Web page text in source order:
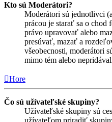
Kto sú Moderátori?
Moderátori sú jednotlivci
prácou je starať sa o chod
právo upravovať alebo
presúvať, mazať a
všeobecnosti, moderátori
mimo tém alebo
Hore
Čo sú užívateľské skupiny?
Užívateľské skupiny sú